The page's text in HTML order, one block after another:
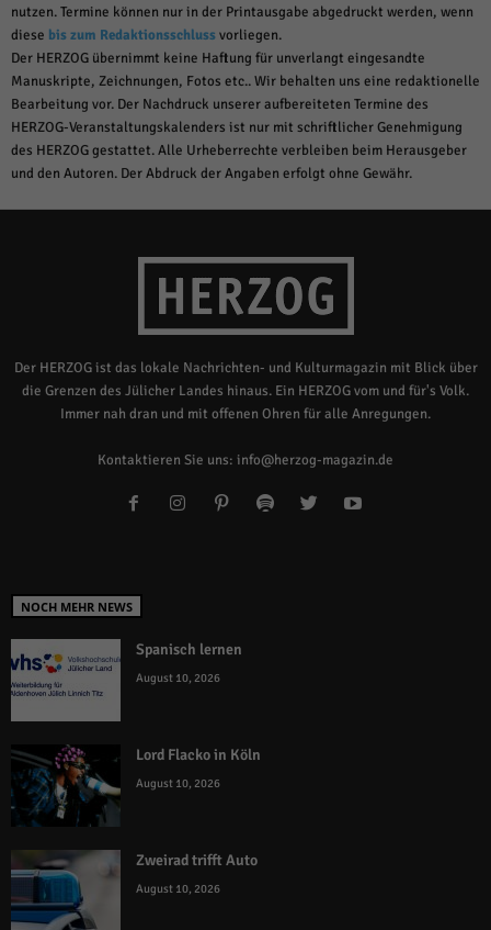
nutzen. Termine können nur in der Printausgabe abgedruckt werden, wenn
diese bis zum Redaktionsschlussvorliegen.
Der HERZOG übernimmt keine Haftung für unverlangt eingesandte
Manuskripte, Zeichnungen, Fotos etc.. Wir behalten uns eine redaktionelle
Bearbeitung vor. Der Nachdruck unserer aufbereiteten Termine des
HERZOG-Veranstaltungskalenders ist nur mit schriftlicher Genehmigung
des HERZOG gestattet. Alle Urheberrechte verbleiben beim Herausgeber
und den Autoren. Der Abdruck der Angaben erfolgt ohne Gewähr.
Der HERZOG ist das lokale Nachrichten- und Kulturmagazin mit Blick über
die Grenzen des Jülicher Landes hinaus. Ein HERZOG vom und für's Volk.
Immer nah dran und mit offenen Ohren für alle Anregungen.
Kontaktieren Sie uns: info@herzog-magazin.de
NOCH MEHR NEWS
Spanisch lernen
August 10, 2026
Lord Flacko in Köln
August 10, 2026
Zweirad trifft Auto
August 10, 2026